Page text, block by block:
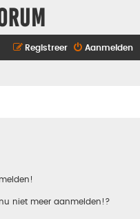
Aanmelden
Registreer
niet meer aanmelden!?